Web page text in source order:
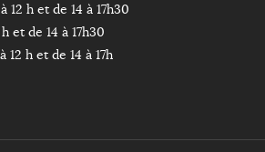
12 h et de 14 à 17h30
et de 14 à 17h30
12 h et de 14 à 17h